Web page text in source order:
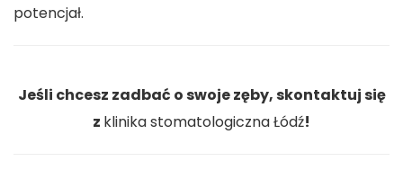
potencjał.
Jeśli chcesz zadbać o swoje zęby, skontaktuj się
z klinika stomatologiczna Łódź!